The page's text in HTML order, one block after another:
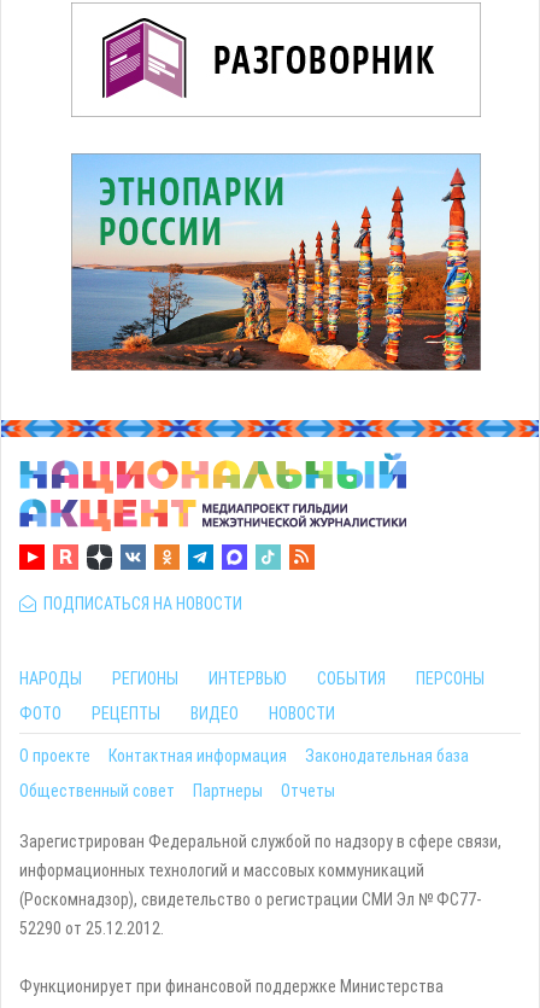
ПОДПИСАТЬСЯ НА НОВОСТИ
НАРОДЫ РЕГИОНЫ ИНТЕРВЬЮ СОБЫТИЯ
ПЕРСОНЫ
ФОТО
РЕЦЕПТЫ ВИДЕО НОВОСТИ
О проекте Контактная информация
Законодательная база
Общественный совет
Партнеры Отчеты
Зарегистрирован Федеральной службой по надзору в сфере связи,
информационных технологий и массовых коммуникаций
(Роскомнадзор), свидетельство о регистрации СМИ Эл № ФС77-
52290 от 25.12.2012.
Функционирует при финансовой поддержке Министерства